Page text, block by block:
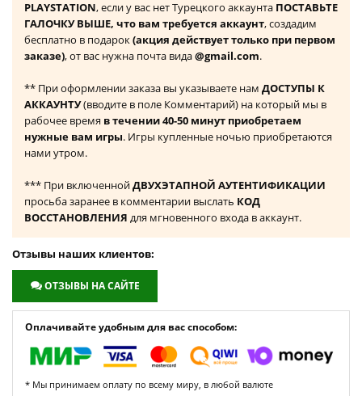
PLAYSTATION, если у вас нет Турецкого аккаунта ПОСТАВЬТЕ
ГАЛОЧКУ ВЫШЕ, что вам требуется аккаунт, создадим
бесплатно в подарок(акция действует только при первом
заказе), от вас нужна почта вида@gmail.com.
** При оформлении заказа вы указываете нам ДОСТУПЫ К
АККАУНТУ(вводите в поле Комментарий) на который мы в
рабочее время в течении 40-50 минут приобретаем
нужные вам игры. Игры купленные ночью приобретаются
нами утром.
*** При включеннойДВУХЭТАПНОЙ АУТЕНТИФИКАЦИИ
просьба заранее в комментарии выслать КОД
ВОССТАНОВЛЕНИЯ для мгновенного входа в аккаунт.
Отзывы наших клиентов:
ОТЗЫВЫ НА САЙТЕ
Оплачивайте удобным для вас способом:
* Мы принимаем оплату по всему миру, в любой валюте